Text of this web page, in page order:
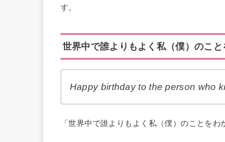
す。
世界中で誰よりもよく私（僕）のこ
Happy birthday to the person who
「世界中で誰よりもよく私（僕）のことを